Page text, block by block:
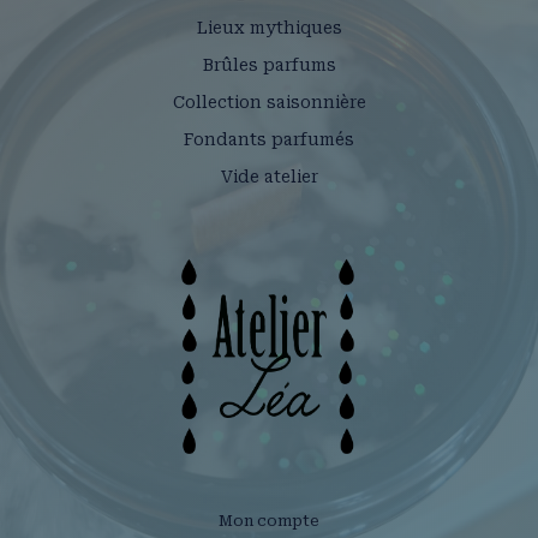
Lieux mythiques
Brûles parfums
Collection saisonnière
Fondants parfumés
Vide atelier
Mon compte